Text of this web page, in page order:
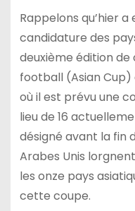
Rappelons qu’hier
candidature des
deuxième édition de
football (Asian Cup)
où il est prévu une
lieu de 16
désigné avant la fin
Arabes Unis
les onze pays
cette coupe.